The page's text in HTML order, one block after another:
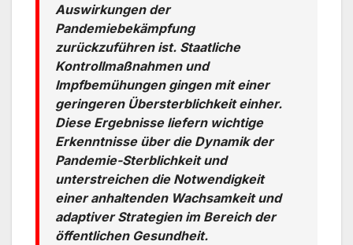
Auswirkungen der
Pandemiebekämpfung
zurückzuführen ist. Staatliche
Kontrollmaßnahmen und
Impfbemühungen gingen mit einer
geringeren Übersterblichkeit einher.
Diese Ergebnisse liefern wichtige
Erkenntnisse über die Dynamik der
Pandemie-Sterblichkeit und
unterstreichen die Notwendigkeit
einer anhaltenden Wachsamkeit und
adaptiver Strategien im Bereich der
öffentlichen Gesundheit.